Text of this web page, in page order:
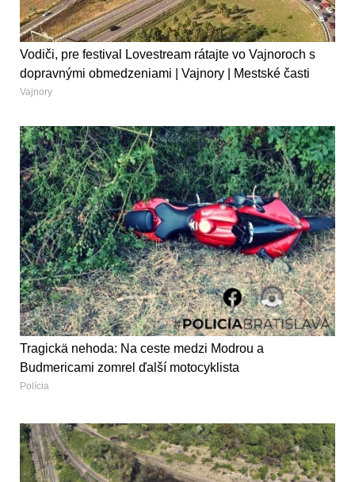
Vodiči, pre festival Lovestream rátajte vo Vajnoroch s
dopravnými obmedzeniami | Vajnory | Mestské časti
Vajnory
Tragickä nehoda: Na ceste medzi Modrou a
Budmericami zomrel ďalší motocyklista
Polícia